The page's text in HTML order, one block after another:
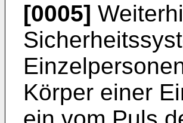
[0005]
Körper einer